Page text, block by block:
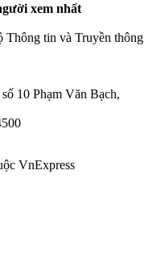
xem nhất
tin và Truyền thông
10 Phạm Văn Bạch,
VnExpress